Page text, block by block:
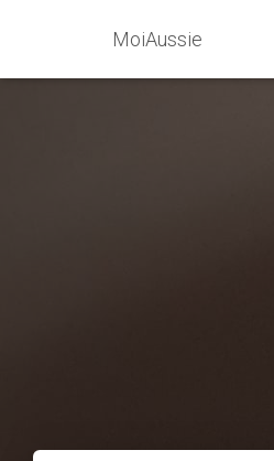
MoiAussie